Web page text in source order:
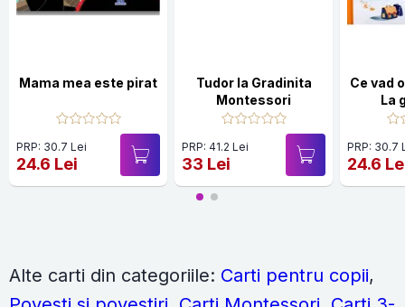
Mama mea este pirat
PRP: 30.7 Lei
24.6 Lei
Tudor la Gradinita
Montessori
PRP: 41.2 Lei
33 Lei
Ce vad
La
PRP: 30.7
24.6
Alte carti din categoriile: Carti pentru copii,